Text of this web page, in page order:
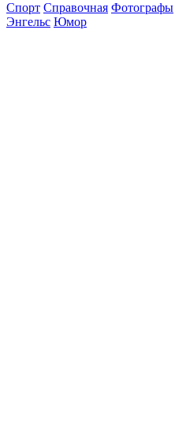
Спорт Справочная Фотографы
Энгельс Юмор